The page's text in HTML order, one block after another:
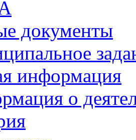
документы
информация
о